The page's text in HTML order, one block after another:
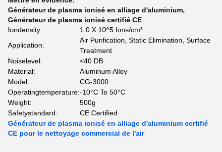
Générateur de plasma ionisé en alliage d'aluminium,
Générateur de plasma ionisé certifié CE
Iondensity:
1.0 X 10^5 Ions/cm³
Application:
Air Purification, Static Elimination, Surface
Treatment
Noiselevel:
<40 DB
Material:
Aluminum Alloy
Model:
CG-3000
Operatingtemperature:-10°C To 50°C
Weight:
500g
Safetystandard:
CE Certified
Générateur de plasma ionisé en alliage d'aluminium certifié
CE pour le nettoyage commercial de l'air